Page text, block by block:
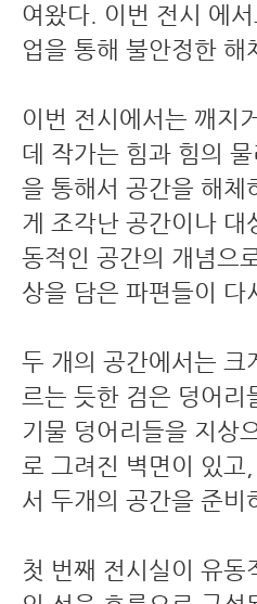
여왔다. 이번 전시 에
업을 통해 불안정한
이번 전시에서는 깨지
데 작가는 힘과 힘의
을 통해서 공간을 해
게 조각난 공간이나 대
동적인 공간의 개념으
상을 담은 파편들이
두 개의 공간에서는 크
르는 듯한 검은 덩어리
기물 덩어리들을 지상
로 그려진 벽면이 있고
서 두개의 공간을 준
첫 번째 전시실이 유